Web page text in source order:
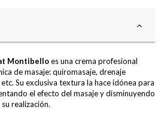
Montibelloes una crema profesional
de masaje: quiromasaje, drenaje
Su exclusiva textura la hace idónea para
el efecto del masaje y disminuyendo
realización.